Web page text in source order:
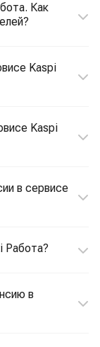
Как
Kaspi
Kaspi
в сервисе
Работа?
в